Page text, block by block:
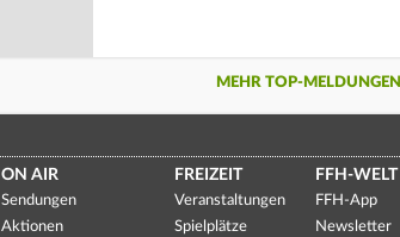
MEHR TOP-MELDUNGEN
ON AIR
Sendungen
Aktionen
FREIZEIT
Veranstaltungen
Spielplätze
FFH-WELT
FFH-App
Newsletter